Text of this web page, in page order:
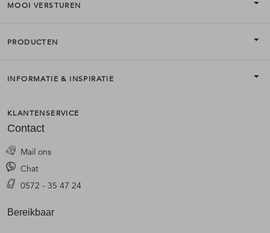
MOOI VERSTUREN
PRODUCTEN
INFORMATIE & INSPIRATIE
KLANTENSERVICE
Contact
Mail ons
Chat
0572 - 35 47 24
Bereikbaar